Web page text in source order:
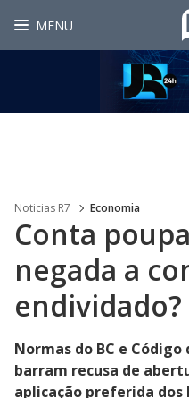
MENU
Noticias R7 Economia
Conta
negada a
endividado?
Normas do BC e
barram recusa de
aplicação preferida dos